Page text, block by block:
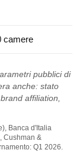
camere
pubblici di
anche: stato
affiliation,
Banca d'Italia
Cushman &
Q1 2026.